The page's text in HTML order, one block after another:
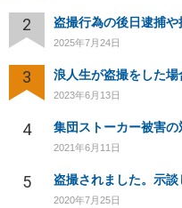
2
2025年7月24日
3
2023年6月13日
4 集団ストーカー被害
2021年6月11日
5 盗撮されました。示談
2020年7月25日